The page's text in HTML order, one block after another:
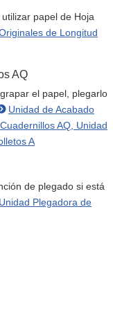
papel de Hoja
de Longitud
AQ
el papel, plegarlo
Unidad de Acabado
AQ, Unidad
A
de plegado si está
Unidad Plegadora de